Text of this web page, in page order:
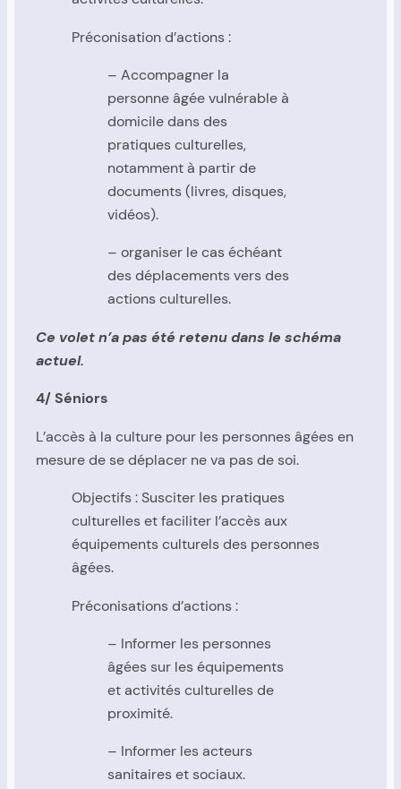
Préconisation d’actions :
– Accompagner la
personne âgée vulnérable à
domicile dans des
pratiques culturelles,
notamment à partir de
documents (livres, disques,
vidéos).
– organiser le cas échéant
des déplacements vers des
actions culturelles.
Ce volet n’a pas été retenu dans le schéma
actuel.
4/ Séniors
L’accès à la culture pour les personnes âgées en
mesure de se déplacer ne va pas de soi.
Objectifs : Susciter les pratiques
culturelles et faciliter l’accès aux
équipements culturels des personnes
âgées.
Préconisations d’actions :
– Informer les personnes
âgées sur les équipements
et activités culturelles de
proximité.
– Informer les acteurs
sanitaires et sociaux.